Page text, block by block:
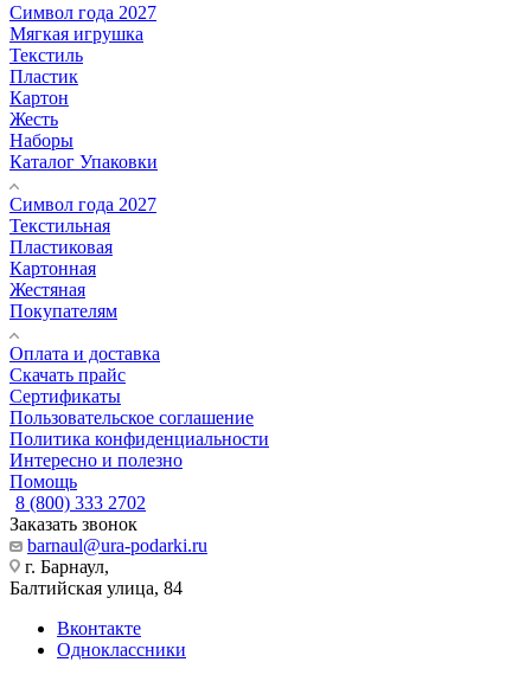
Символ года 2027
Мягкая игрушка
Текстиль
Пластик
Картон
Жесть
Наборы
Каталог Упаковки
Символ года 2027
Текстильная
Пластиковая
Картонная
Жестяная
Покупателям
Оплата и доставка
Скачать прайс
Сертификаты
Пользовательское соглашение
Политика конфиденциальности
Интересно и полезно
Помощь
8 (800) 333 2702
Заказать звонок
barnaul@ura-podarki.ru
г. Барнаул,
Балтийская улица, 84
Вконтакте
Одноклассники